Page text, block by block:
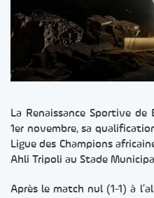
La Renaissance Sportive de
1er novembre, sa
Ligue des Champions
Ahli Tripoli au Stade
Après le match nul (1-1) à